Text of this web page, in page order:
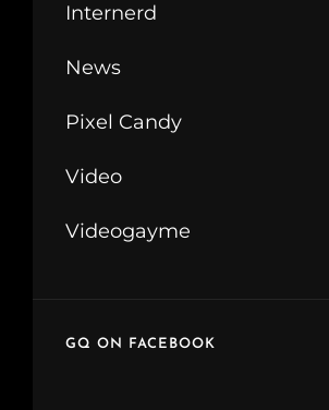
Internerd
News
Pixel Candy
Video
Videogayme
GQ ON FACEBOOK